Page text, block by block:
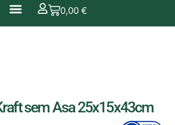
0,00€
sem Asa 25x15x43cm